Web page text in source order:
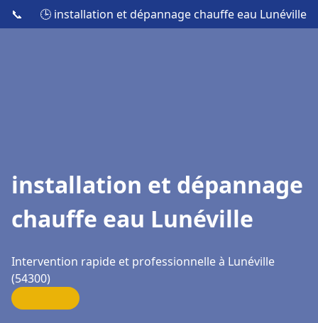
📞 🕒 installation et dépannage chauffe eau Lunéville
installation et dépannage
chauffe eau Lunéville
Intervention rapide et professionnelle à Lunéville
(54300)